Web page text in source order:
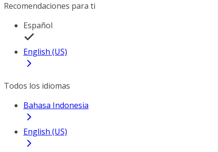
Recomendaciones para ti
Español
English (US)
Todos los idiomas
Bahasa Indonesia
English (US)